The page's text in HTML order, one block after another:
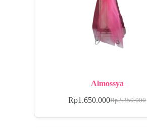
Almossya
Rp2.350.000
Rp1.650.000